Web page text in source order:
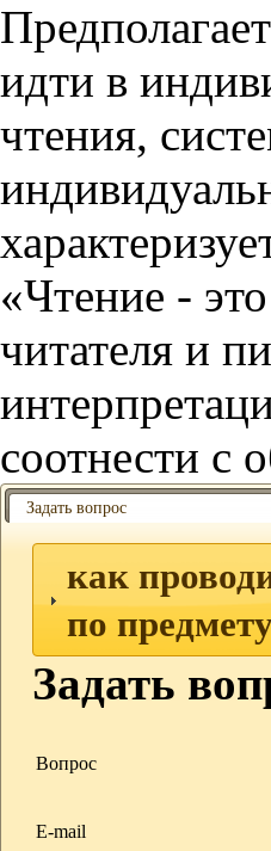
идти в
чтения,
«Чтение -
читателя и
соотнести с
Задать вопрос
как
по
Задать
Вопрос
E-mail